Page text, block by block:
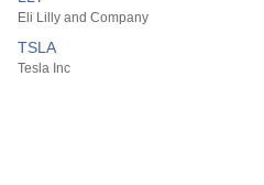
Eli Lilly and Company
TSLA
Tesla Inc